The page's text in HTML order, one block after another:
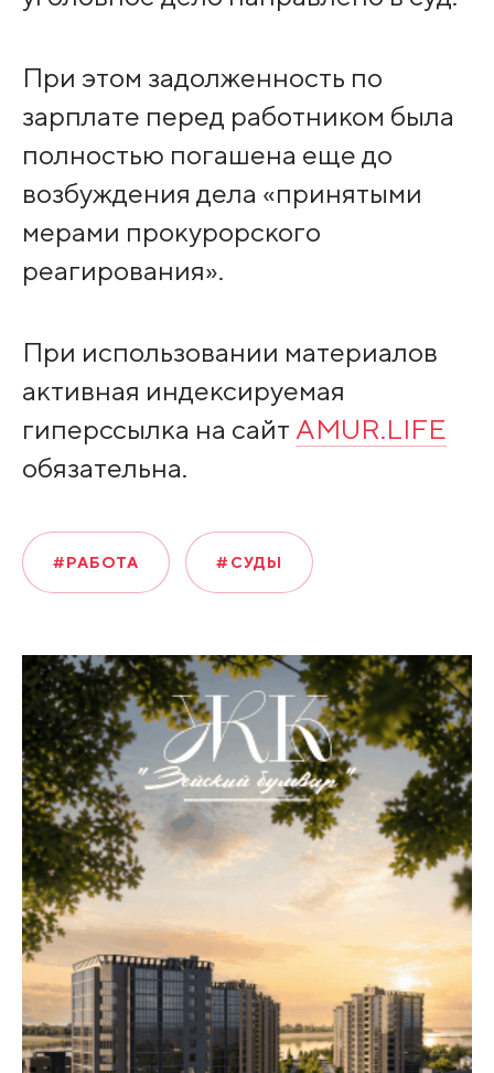
При этом задолженность по
зарплате перед работником была
полностью погашена еще до
возбуждения дела «принятыми
мерами прокурорского
реагирования».
При использовании материалов
активная индексируемая
гиперссылка на сайт AMUR.LIFE
обязательна.
#РАБОТА #СУДЫ